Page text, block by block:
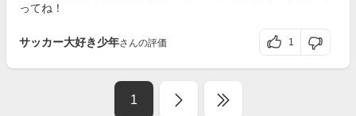
ってね！
サッカー大好き少年さんの評価 1
1